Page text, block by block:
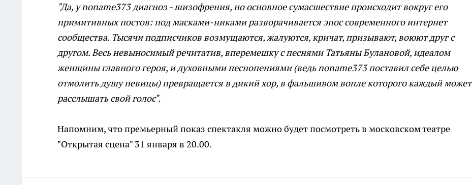
"Да, у noname373 диагноз - шизофрения, но основное сумасшествие происходит вокруг его
примитивных постов: под масками-никами разворачивается эпос современного интернет
сообщества. Тысячи подписчиков возмущаются, жалуются, кричат, призывают, воюют друг с
другом. Весь невыносимый речитатив, вперемешку с песнями Татьяны Булановой, идеалом
женщины главного героя, и духовными песнопениями (ведь noname373 поставил себе целью
отмолить душу певицы) превращается в дикий хор, в фальшивом вопле которого каждый может
расслышать свой голос".
Напомним, что премьерный показ спектакля можно будет посмотреть в московском театре
"Открытая сцена" 31 января в 20.00.